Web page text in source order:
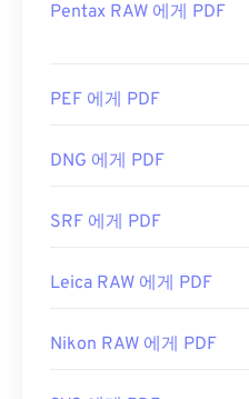
Pentax RAW 에게 PDF
PEF 에게 PDF
DNG 에게 PDF
SRF 에게 PDF
Leica RAW 에게 PDF
Nikon RAW 에게 PDF